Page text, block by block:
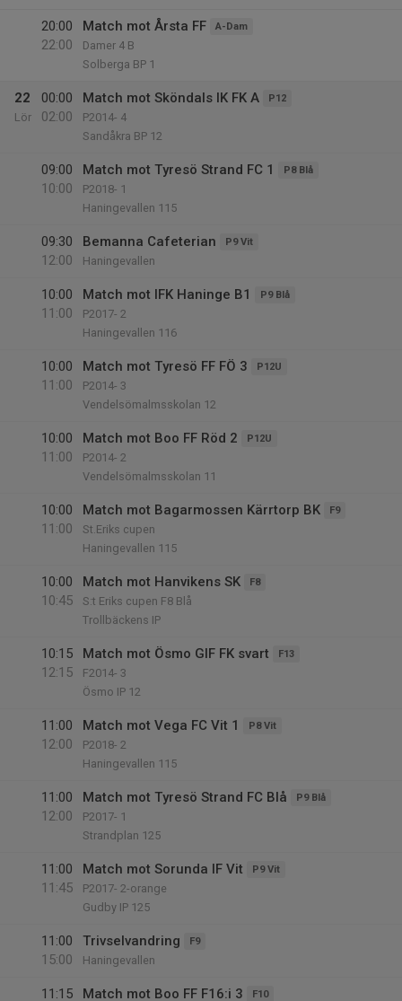
20:00
22:00
Match mot Årsta FF A-Dam
Damer 4 B
Solberga BP 1
22
Lör
00:00
02:00
Match mot Sköndals IK FK A P12
P2014- 4
Sandåkra BP 12
09:00
10:00
Match mot Tyresö Strand FC 1 P8 Blå
P2018- 1
Haningevallen 115
09:30
12:00
Bemanna Cafeterian P9 Vit
Haningevallen
10:00
11:00
Match mot IFK Haninge B1 P9 Blå
P2017- 2
Haningevallen 116
10:00
11:00
Match mot Tyresö FF FÖ 3 P12U
P2014- 3
Vendelsömalmsskolan 12
10:00
11:00
Match mot Boo FF Röd 2 P12U
P2014- 2
Vendelsömalmsskolan 11
10:00
11:00
Match mot Bagarmossen Kärrtorp BK F9
St.Eriks cupen
Haningevallen 115
10:00
10:45
Match mot Hanvikens SK F8
S:t Eriks cupen F8 Blå
Trollbäckens IP
10:15
12:15
Match mot Ösmo GIF FK svart F13
F2014- 3
Ösmo IP 12
11:00
12:00
Match mot Vega FC Vit 1 P8 Vit
P2018- 2
Haningevallen 115
11:00
12:00
Match mot Tyresö Strand FC Blå P9 Blå
P2017- 1
Strandplan 125
11:00
11:45
Match mot Sorunda IF Vit P9 Vit
P2017- 2-orange
Gudby IP 125
11:00
15:00
Trivselvandring F9
Haningevallen
11:15 Match mot Boo FF F16:i 3 F10